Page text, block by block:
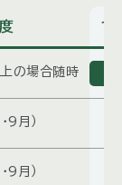
1
の場合随時
9月）
9月）